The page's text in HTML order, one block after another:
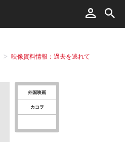
映像資料情報：過去を逃れて
外国映画
カコヲ